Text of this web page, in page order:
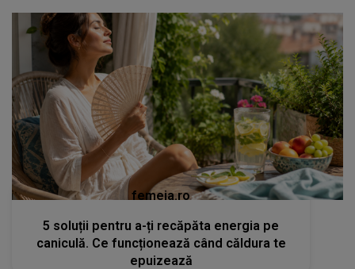
femeia.ro
5 soluții pentru a-ți recăpăta energia pe
caniculă. Ce funcționează când căldura te
epuizează